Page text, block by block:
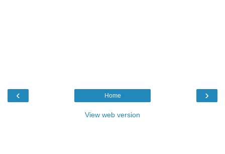
‹ ›
Home
View web version